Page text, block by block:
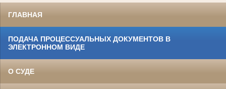
ГЛАВНАЯ
ПОДАЧА ПРОЦЕССУАЛЬНЫХ ДОКУМЕНТОВ В
ЭЛЕКТРОННОМ ВИДЕ
О СУДЕ